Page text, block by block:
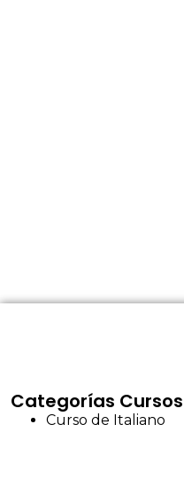
Categorías Cursos
Curso de Italiano